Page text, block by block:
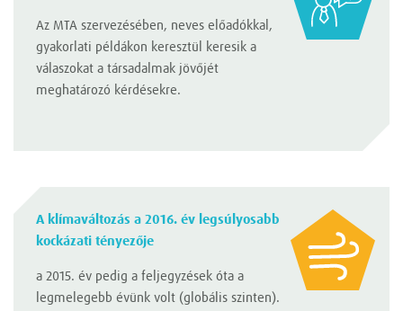
Az MTA szervezésében, neves előadókkal,
gyakorlati példákon keresztül keresik a
válaszokat a társadalmak jövőjét
meghatározó kérdésekre.
A klímaváltozás a 2016. év legsúlyosabb
kockázati tényezője
a 2015. év pedig a feljegyzések óta a
legmelegebb évünk volt (globális szinten).